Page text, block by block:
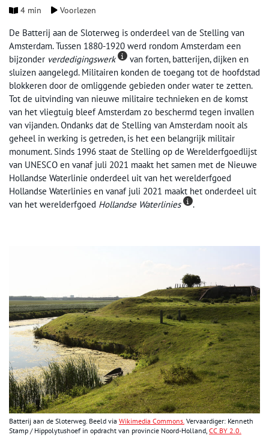
4 min Voorlezen
De Batterij aan de Sloterweg is onderdeel van de Stelling van
Amsterdam. Tussen 1880-1920 werd rondom Amsterdam een
bijzonder verdedigingswerk
van forten, batterijen, dijken en
sluizen aangelegd. Militairen konden de toegang tot de hoofdstad
blokkeren door de omliggende gebieden onder water te zetten.
Tot de uitvinding van nieuwe militaire technieken en de komst
van het vliegtuig bleef Amsterdam zo beschermd tegen invallen
van vijanden. Ondanks dat de Stelling van Amsterdam nooit als
geheel in werking is getreden, is het een belangrijk militair
monument. Sinds 1996 staat de Stelling op de Werelderfgoedlijst
van UNESCO en vanaf juli 2021 maakt het samen met de Nieuwe
Hollandse Waterlinie onderdeel uit van het werelderfgoed
Hollandse Waterlinies en vanaf juli 2021 maakt het onderdeel uit
van het werelderfgoed Hollandse Waterlinies .
Batterij aan de Sloterweg. Beeld via Wikimedia Commons. Vervaardiger: Kenneth
Stamp / Hippolytushoef in opdracht van provincie Noord-Holland, CC BY 2.0.